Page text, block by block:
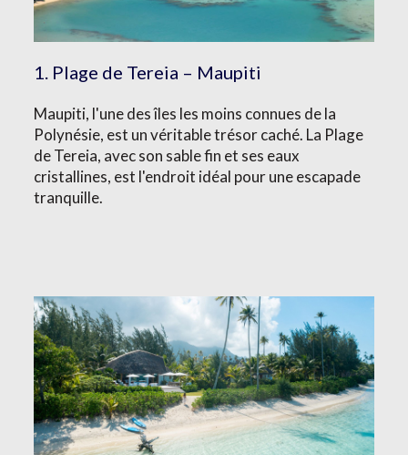
1. Plage de Tereia – Maupiti
Maupiti, l'une des îles les moins connues de la
Polynésie, est un véritable trésor caché. La Plage
de Tereia, avec son sable fin et ses eaux
cristallines, est l'endroit idéal pour une escapade
tranquille.